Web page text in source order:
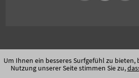
Um Ihnen ein besseres Surfgefühl zu bieten,
Nutzung unserer Seite stimmen Sie zu,